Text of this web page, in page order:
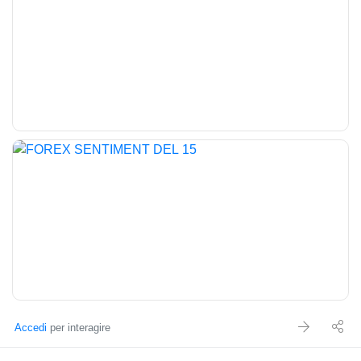
Accedi per interagire